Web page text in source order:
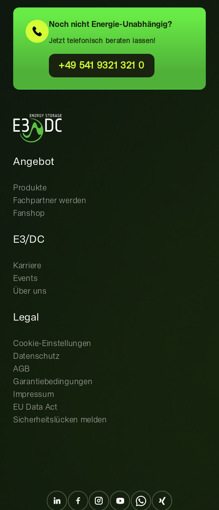
Noch nicht Energie-Unabhängig?
Jetzt telefonisch beraten lassen!
+49 541 9321 321 0
Angebot
Produkte
Fachpartner werden
Fanshop
E3/DC
Karriere
Events
Über uns
Legal
Cookie-Einstellungen
Datenschutz
AGB
Garantiebedingungen
Impressum
EU Data Act
Sicherheitslücken melden